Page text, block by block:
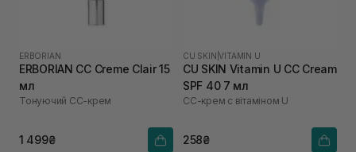
ERBORIAN
ERBORIAN CC Creme Clair 15
мл
Тонуючий СС-крем
1 499₴
CU SKIN |VITAMIN U
CU SKIN Vitamin U CC Cream
SPF 40 7 мл
СС-крем с вітаміном U
258₴